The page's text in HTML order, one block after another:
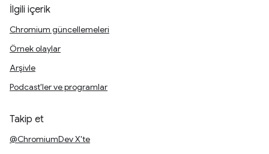
İlgili içerik
Chromium güncellemeleri
Örnek olaylar
Arşivle
Podcast'ler ve programlar
Takip et
@ChromiumDev X'te